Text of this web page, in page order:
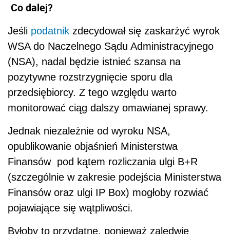
Co dalej?
Jeśli podatnik zdecydował się zaskarżyć wyrok
WSA do Naczelnego Sądu Administracyjnego
(NSA), nadal będzie istnieć szansa na
pozytywne rozstrzygnięcie sporu dla
przedsiębiorcy. Z tego względu warto
monitorować ciąg dalszy omawianej sprawy.
Jednak niezależnie od wyroku NSA,
opublikowanie objaśnień Ministerstwa
Finansów pod kątem rozliczania ulgi B+R
(szczególnie w zakresie podejścia Ministerstwa
Finansów oraz ulgi IP Box) mogłoby rozwiać
pojawiające się wątpliwości.
Byłoby to przydatne, ponieważ zaledwie